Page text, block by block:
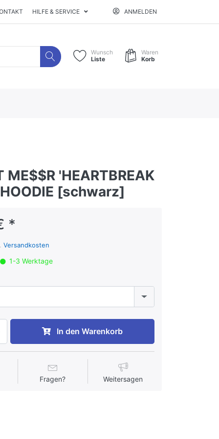
HILFE & SERVICE ANMELDEN
Wunsch
Liste
Waren
Korb
ME$$R 'HEARTBREAK
[schwarz]
*
Versandkosten
1-3 Werktage
In den Warenkorb
Fragen? Weitersagen